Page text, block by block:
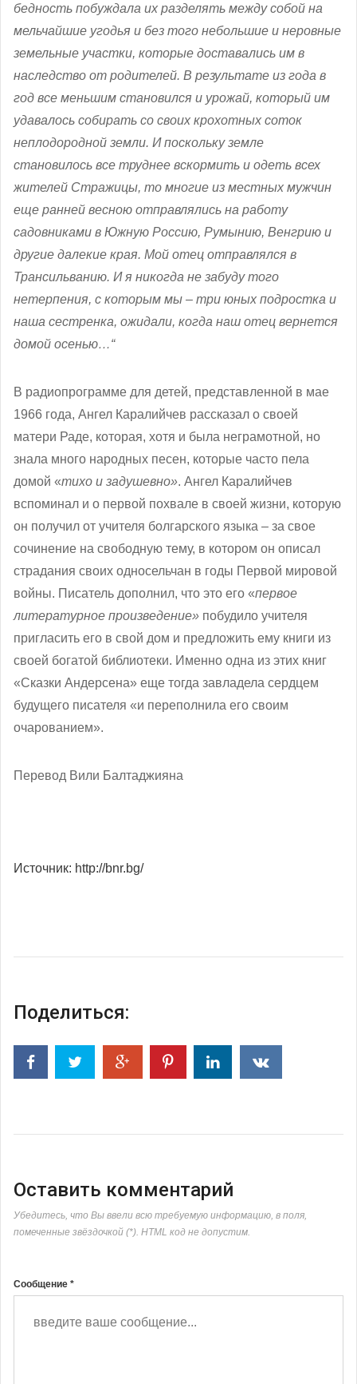
бедность побуждала их разделять между собой на
мельчайшие угодья и без того небольшие и неровные
земельные участки, которые доставались им в
наследство от родителей. В результате из года в
год все меньшим становился и урожай, который им
удавалось собирать со своих крохотных соток
неплодородной земли. И поскольку земле
становилось все труднее вскормить и одеть всех
жителей Стражицы, то многие из местных мужчин
еще ранней весною отправлялись на работу
садовниками в Южную Россию, Румынию, Венгрию и
другие далекие края. Мой отец отправлялся в
Трансильванию. И я никогда не забуду того
нетерпения, с которым мы – три юных подростка и
наша сестренка, ожидали, когда наш отец вернется
домой осенью…“
В радиопрограмме для детей, представленной в мае
1966 года, Ангел Каралийчев рассказал о своей
матери Раде, которая, хотя и была неграмотной, но
знала много народных песен, которые часто пела
домой «тихо и задушевно». Ангел Каралийчев
вспоминал и о первой похвале в своей жизни, которую
он получил от учителя болгарского языка – за свое
сочинение на свободную тему, в котором он описал
страдания своих односельчан в годы Первой мировой
войны. Писатель дополнил, что это его «первое
литературное произведение» побудило учителя
пригласить его в свой дом и предложить ему книги из
своей богатой библиотеки. Именно одна из этих книг
«Сказки Андерсена» еще тогда завладела сердцем
будущего писателя «и переполнила его своим
очарованием».
Перевод Вили Балтаджияна
Источник: http://bnr.bg/
Поделиться:
Оставить комментарий
Убедитесь, что Вы ввели всю требуемую информацию, в поля,
помеченные звёздочкой (*). HTML код не допустим.
Сообщение *